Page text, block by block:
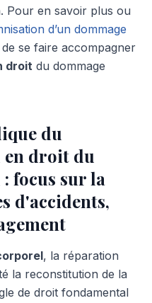
Pour en savoir plus ou
d’un dommage
se faire accompagner
droit du dommage
du
en droit du
focus sur la
d'accidents,
, la réparation
la reconstitution de la
de droit fondamental